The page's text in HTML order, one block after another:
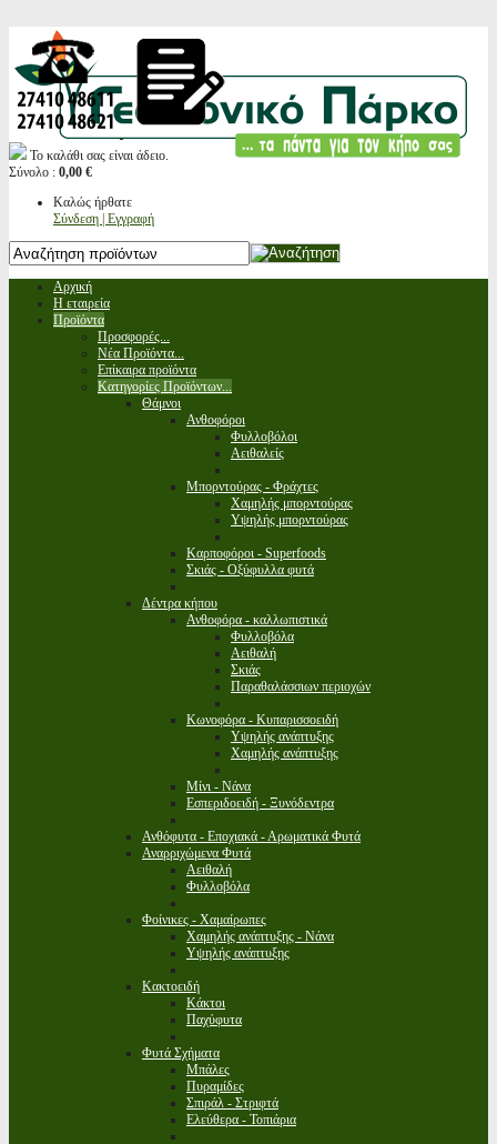
Το καλάθι σας είναι άδειο.
Σύνολο : 0,00 €
Καλώς ήρθατε
Σύνδεση | Εγγραφή
Αρχική
Η εταιρεία
Προϊόντα
Προσφορές...
Νέα Προϊόντα...
Επίκαιρα προϊόντα
Κατηγορίες Προϊόντων...
Θάμνοι
Ανθοφόροι
Φυλλοβόλοι
Αειθαλείς
Μπορντούρας - Φράχτες
Χαμηλής μπορντούρας
Υψηλής μπορντούρας
Καρποφόροι - Superfoods
Σκιάς - Οξύφυλλα φυτά
Δέντρα κήπου
Ανθοφόρα - καλλωπιστικά
Φυλλοβόλα
Αειθαλή
Σκιάς
Παραθαλάσσιων περιοχών
Κωνοφόρα - Κυπαρισσοειδή
Υψηλής ανάπτυξης
Χαμηλής ανάπτυξης
Μίνι - Νάνα
Εσπεριδοειδή - Ξυνόδεντρα
Ανθόφυτα - Εποχιακά - Αρωματικά Φυτά
Αναρριχώμενα Φυτά
Αειθαλή
Φυλλοβόλα
Φοίνικες - Χαμαίρωπες
Χαμηλής ανάπτυξης - Νάνα
Υψηλής ανάπτυξης
Κακτοειδή
Κάκτοι
Παχύφυτα
Φυτά Σχήματα
Μπάλες
Πυραμίδες
Σπιράλ - Στριφτά
Ελεύθερα - Τοπιάρια